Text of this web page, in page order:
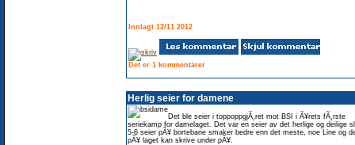
Innlagt 12/11 2012
Det er 1 kommentarer
Herlig seier for damene
Det ble seier i toppoppgjÃ¸ret mot BSI i Ã¥rets fÃ¸rste
seriekamp for damelaget. Det var en seier av det herlige og deilige
5-6 seier pÃ¥ bortebane smaker bedre enn det meste, noe Line og
pÃ¥ laget kan skrive under pÃ¥.